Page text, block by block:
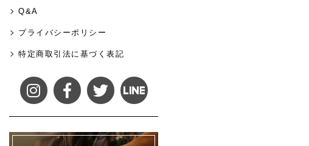
Q&A
プライバシーポリシー
特定商取引法に基づく表記